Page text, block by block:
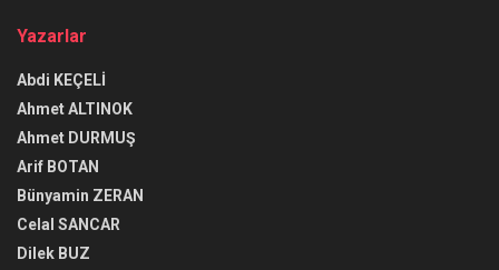
Yazarlar
Abdi KEÇELİ
Ahmet ALTINOK
Ahmet DURMUŞ
Arif BOTAN
Bünyamin ZERAN
Celal SANCAR
Dilek BUZ